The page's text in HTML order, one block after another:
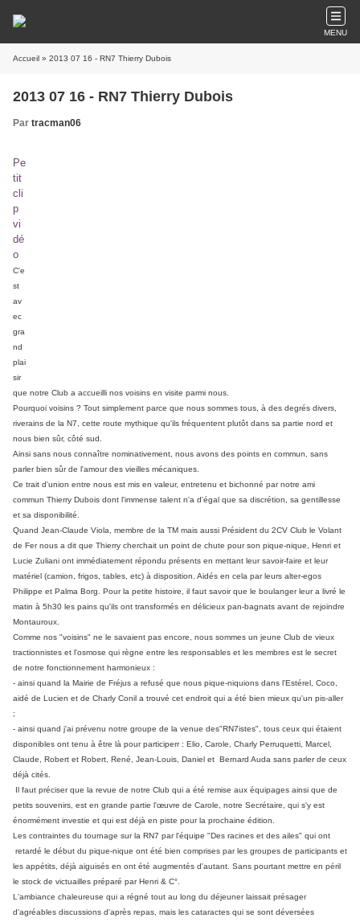
MENU
Accueil » 2013 07 16 - RN7 Thierry Dubois
2013 07 16 - RN7 Thierry Dubois
Par tracman06
Pe
tit
cli
p
vi
dé
o
C'e
st
av
ec
gra
nd
plai
sir
que notre Club a accueilli nos voisins en visite parmi nous.
Pourquoi voisins ? Tout simplement parce que nous sommes tous, à des degrés divers,
riverains de la N7, cette route mythique qu'ils fréquentent plutôt dans sa partie nord et
nous bien sûr, côté sud.
Ainsi sans nous connaître nominativement, nous avons des points en commun, sans
parler bien sûr de l'amour des vieilles mécaniques.
Ce trait d'union entre nous est mis en valeur, entretenu et bichonné par notre ami
commun Thierry Dubois dont l'immense talent n'a d'égal que sa discrétion, sa gentillesse
et sa disponibilité.
Quand Jean-Claude Viola, membre de la TM mais aussi Président du 2CV Club le Volant
de Fer nous a dit que Thierry cherchait un point de chute pour son pique-nique, Henri et
Lucie Zuliani ont immédiatement répondu présents en mettant leur savoir-faire et leur
matériel (camion, frigos, tables, etc) à disposition. Aidés en cela par leurs alter-egos
Philippe et Palma Borg. Pour la petite histoire, il faut savoir que le boulanger leur a livré le
matin à 5h30 les pains qu'ils ont transformés en délicieux pan-bagnats avant de rejoindre
Montauroux.
Comme nos "voisins" ne le savaient pas encore , nous sommes un jeune Club de vieux
tractionnistes et l'osmose qui règne entre les responsables et les membres est le secret
de notre fonctionnement harmonieux :
- ainsi quand la Mairie de Fréjus a refusé que nous pique-niquions dans l'Estérel, Coco,
aidé de Lucien et de Charly Conil a trouvé cet endroit qui a été bien mieux qu'un pis-aller
;
- ainsi quand j'ai prévenu notre groupe de la venue des"RN7istes", tous ceux qui étaient
disponibles ont tenu à être là pour participerr : Elio, Carole, Charly Perruquetti, Marcel,
Claude, Robert et Robert, René, Jean-Louis, Daniel et Bernard Auda sans parler de ceux
déjà cités.
Il faut préciser que la revue de notre Club qui a été remise aux équipages ainsi que de
petits souvenirs, est en grande partie l'œuvre de Carole, notre Secrétaire, qui s'y est
énormément investie et qui est déjà en piste pour la prochaine édition.
Les contraintes du tournage sur la RN7 par l'équipe "Des racines et des ailes" qui ont
retardé le début du pique-nique ont été bien comprises par les groupes de participants et
les appétits, déjà aiguisés en ont été augmentés d'autant. Sans pourtant mettre en péril
le stock de victuailles préparé par Henri & C°.
L'ambiance chaleureuse qui a régné tout au long du déjeuner laissait présager
d'agréables discussions d'après repas, mais les cataractes qui se sont déversées